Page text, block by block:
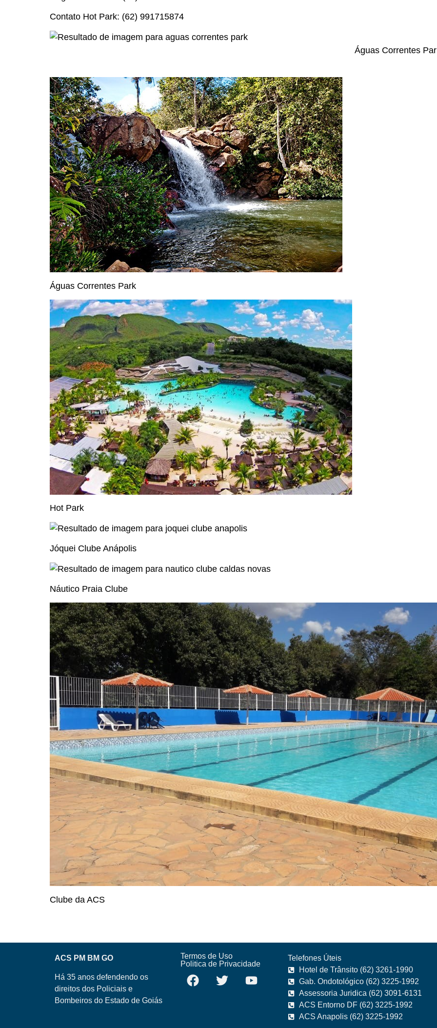
Contato Hot Park: (62) 991715874
Águas Correntes
Águas Correntes Park
Hot Park
Jóquei Clube Anápolis
Náutico Praia Clube
Clube da ACS
ACS PM BM GO
Há 35 anos defendendo os
direitos dos Policiais e
Bombeiros do Estado de Goiás
Termos de Uso
Politica de Privacidade
Telefones Úteis
Hotel de Trânsito (62) 3261-1990
Gab. Ondotológico (62) 3225-1992
Assessoria Juridica (62) 3091-6131
ACS Entorno DF (62) 3225-1992
ACS Anapolis (62) 3225-1992